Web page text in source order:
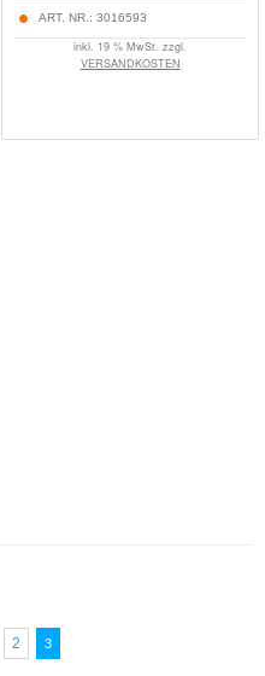
ART. NR.: 3016593
inkl. 19 % MwSt. zzgl.
VERSANDKOSTEN
2 3